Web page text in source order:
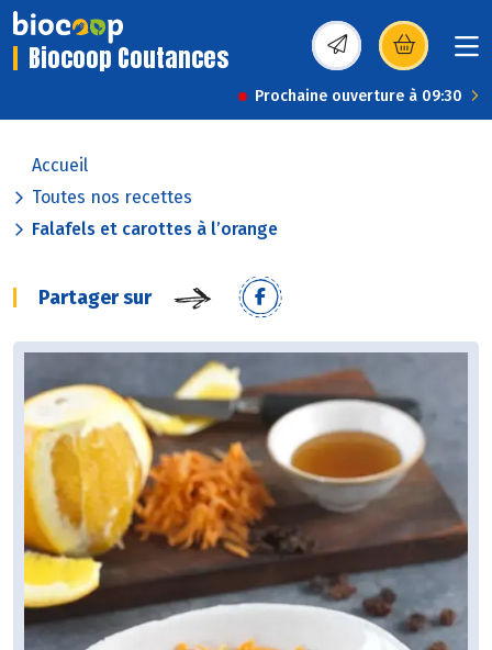
Biocoop Coutances (s’ouvre dans une
Prochaine ouverture à 09:30
Accueil
Toutes nos recettes
Falafels et carottes à l’orange
Partager sur